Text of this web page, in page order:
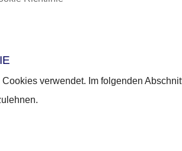
verwendet. Im folgenden